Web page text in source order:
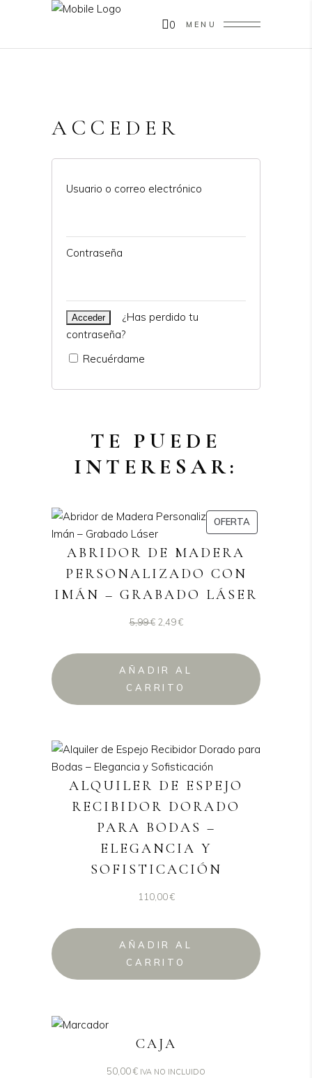
0 MENU
ACCEDER
Usuario o correo electrónico
Contraseña
¿Has perdido tu
contraseña?
Recuérdame
TE PUEDE
INTERESAR:
OFERTA
ABRIDOR DE MADERA
PERSONALIZADO CON
IMÁN – GRABADO LÁSER
5,99€ El
original
era:
5,99 €.
2,49€El
actual
es:
2,49 €.
AÑADIR AL
CARRITO
ALQUILER DE ESPEJO
RECIBIDOR DORADO
PARA BODAS –
ELEGANCIA Y
SOFISTICACIÓN
110,00€
AÑADIR AL
CARRITO
CAJA
50,00€ IVA NO INCLUIDO